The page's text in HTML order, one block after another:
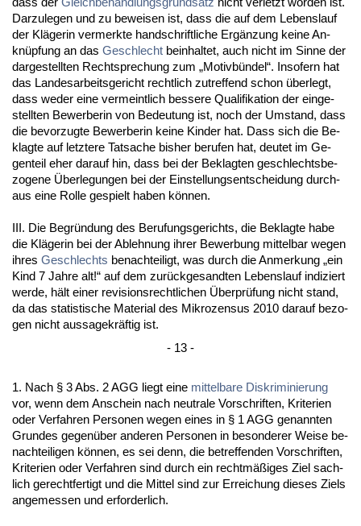
Dar­zu­le­gen und zu be­wei­sen ist, dass die auf dem Le­bens­lauf
der Kläge­rin ver­merk­te hand­schrift­li­che Ergänzung kei­ne An­
knüpfung an das Ge­schlecht be­inhal­tet, auch nicht im Sin­ne der
dar­ge­stell­ten Recht­spre­chung zum „Mo­tivbündel“. In­so­fern hat
das Lan­des­ar­beits­ge­richt recht­lich zu­tref­fend schon über­legt,
dass we­der ei­ne ver­meint­lich bes­se­re Qua­li­fi­ka­ti­on der ein­ge­
stell­ten Be­wer­be­rin von Be­deu­tung ist, noch der Um­stand, dass
die be­vor­zug­te Be­wer­be­rin kei­ne Kin­der hat. Dass sich die Be­
klag­te auf letz­te­re Tat­sa­che bis­her be­ru­fen hat, deu­tet im Ge­
gen­teil eher dar­auf hin, dass bei der Be­klag­ten ge­schlechts­be­
zo­ge­ne Über­le­gun­gen bei der Ein­stel­lungs­ent­schei­dung durch­
aus ei­ne Rol­le ge­spielt ha­ben können.
III. Die Be­gründung des Be­ru­fungs­ge­richts, die Be­klag­te ha­be
die Kläge­rin bei der Ab­leh­nung ih­rer Be­wer­bung mit­tel­bar we­gen
ih­res Ge­schlechts be­nach­tei­ligt, was durch die An­mer­kung „ein
Kind 7 Jah­re alt!“ auf dem zurück­ge­sand­ten Le­bens­lauf in­di­ziert
wer­de, hält ei­ner re­vi­si­ons­recht­li­chen Über­prüfung nicht stand,
da das sta­tis­ti­sche Ma­te­ri­al des Mi­kro­zen­sus 2010 dar­auf be­zo­
gen nicht aus­sa­ge­kräftig ist.
- 13 -
1. Nach § 3 Abs. 2 AGG liegt ei­ne mit­tel­ba­re Dis­kri­mi­nie­rung
vor, wenn dem An­schein nach neu­tra­le Vor­schrif­ten, Kri­te­ri­en
oder Ver­fah­ren Per­so­nen we­gen ei­nes in § 1 AGG ge­nann­ten
Grun­des ge­genüber an­de­ren Per­so­nen in be­son­de­rer Wei­se be­
nach­tei­li­gen können, es sei denn, die be­tref­fen­den Vor­schrif­ten,
Kri­te­ri­en oder Ver­fah­ren sind durch ein rechtmäßiges Ziel sach­
lich ge­recht­fer­tigt und die Mit­tel sind zur Er­rei­chung die­ses Ziels
an­ge­mes­sen und er­for­der­lich.